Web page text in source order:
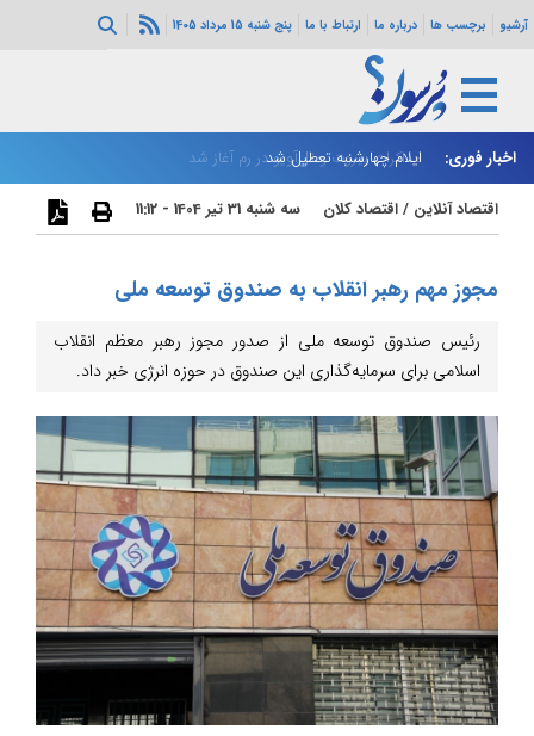
آرشیو برچسب ها درباره ما ارتباط با ما پنج شنبه 15 مرداد 1405
اخبار فوری: مذاکرات بیروت و تل‌آویو در رم آغاز شد
ایلام چهارشنبه تعطیل شد
اقتصاد آنلاین /اقتصاد کلان سه شنبه 31 تیر 1404 - 11:12
مجوز مهم رهبر انقلاب به صندوق توسعه ملی
رئیس صندوق توسعه ملی از صدور مجوز رهبر معظم انقلاب
اسلامی برای سرمایه‌گذاری این صندوق در حوزه انرژی خبر داد.